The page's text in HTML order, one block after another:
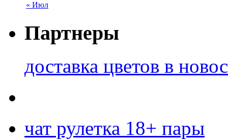
« Июл
Партнеры
доставка цветов в
чат рулетка 18+ пары